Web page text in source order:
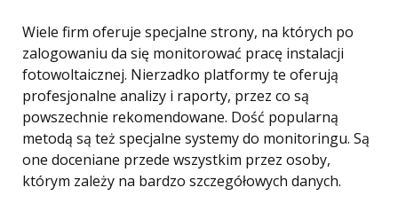
Wiele firm oferuje specjalne strony, na których po
zalogowaniu da się monitorować pracę instalacji
fotowoltaicznej. Nierzadko platformy te oferują
profesjonalne analizy i raporty, przez co są
powszechnie rekomendowane. Dość popularną
metodą są też specjalne systemy do monitoringu. Są
one doceniane przede wszystkim przez osoby,
którym zależy na bardzo szczegółowych danych.